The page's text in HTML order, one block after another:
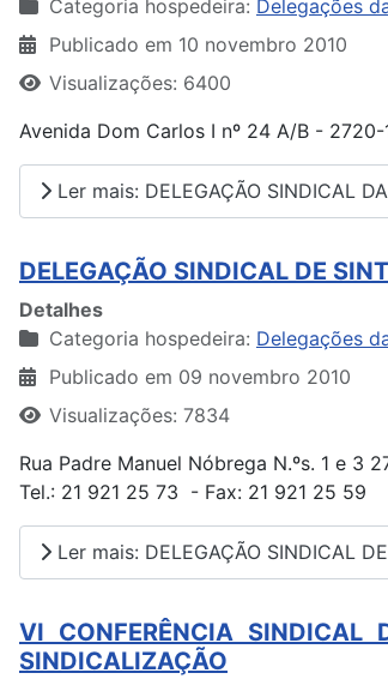
Categoria hospedeira: Delegações
Publicado em 10 novembro 2010
Visualizações: 6400
Avenida Dom Carlos I nº 24 A/B - 2720-
Ler mais: DELEGAÇÃO SINDICAL
DELEGAÇÃO SINDICAL DE
Detalhes
Categoria hospedeira: Delegações
Publicado em 09 novembro 2010
Visualizações: 7834
Rua Padre Manuel Nóbrega N.ºs. 1 e 3
Tel.: 21 921 25 73 - Fax: 21 921 25 59
Ler mais: DELEGAÇÃO SINDICAL
VI CONFERÊNCIA SINDICAL
SINDICALIZAÇÃO